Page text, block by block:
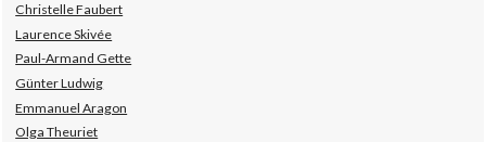
Christelle Faubert
Laurence Skivée
Paul-Armand Gette
Günter Ludwig
Emmanuel Aragon
Olga Theuriet